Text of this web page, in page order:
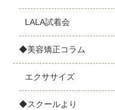
LALA試着会
◆美容矯正コラム
エクササイズ
◆スクールより